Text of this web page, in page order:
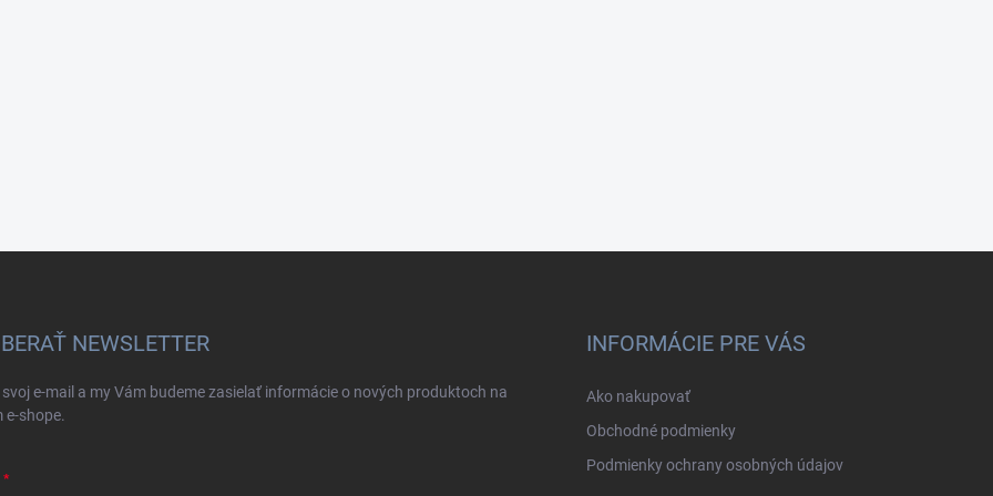
NEWSLETTER
e-mail a my Vám budeme zasielať informácie o nových produktoch na
e-shope.
INFORMÁCIE PRE VÁS
Ako nakupovať
Obchodné podmienky
Podmienky ochrany osobných údajov